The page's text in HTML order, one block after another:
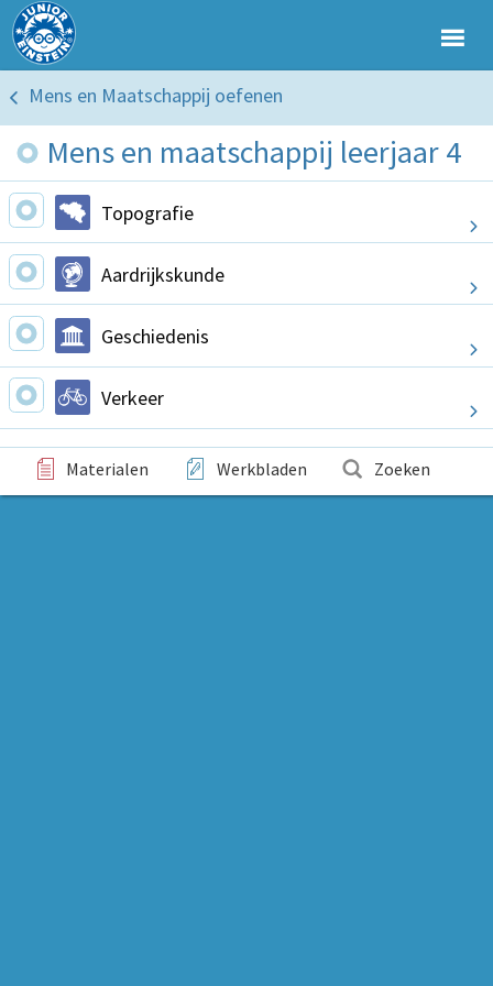
Mens en Maatschappij oefenen
Mens en maatschappij leerjaar 4
Topografie
Aardrijkskunde
Geschiedenis
Verkeer
Materialen Werkbladen Zoeken